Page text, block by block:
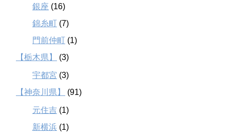
銀座 (16)
錦糸町 (7)
門前仲町 (1)
【栃木県】
(3)
宇都宮 (3)
【神奈川県】
(91)
元住吉 (1)
新横浜 (1)